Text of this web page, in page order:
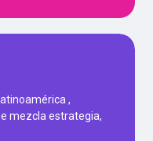
,
mezcla estrategia,